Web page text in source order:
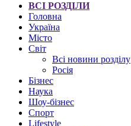
ВСІ РОЗДІЛИ
Головна
Україна
Місто
Світ
Всі новини розділу
Росія
Бізнес
Наука
Шоу-бізнес
Спорт
Lifestyle